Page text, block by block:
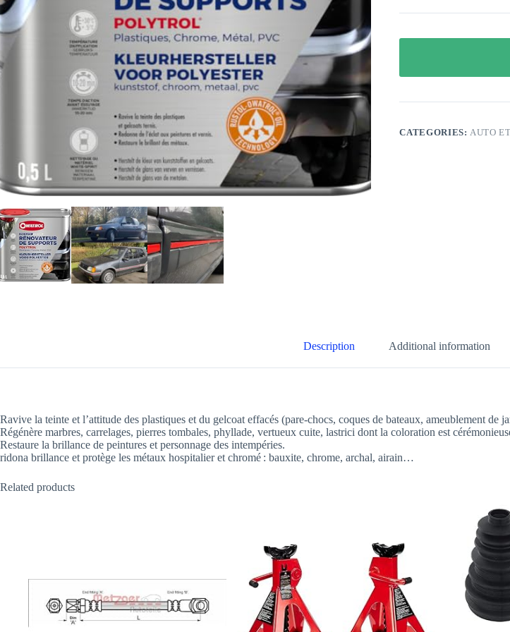
CATEGORIES:AUTO
Description Additional information
Ravive la teinte et l’attitude des plastiques et du gelcoat effacés (pare-chocs, coques de bateaux, ameublement de
Régénère marbres, carrelages, pierres tombales, phyllade, vertueux cuite, lastrici dont la coloration est
Restaure la brillance de peintures et personnage des intempéries.
ridona brillance et protège les métaux hospitalier et chromé : bauxite, chrome, archal, airain…
Related products